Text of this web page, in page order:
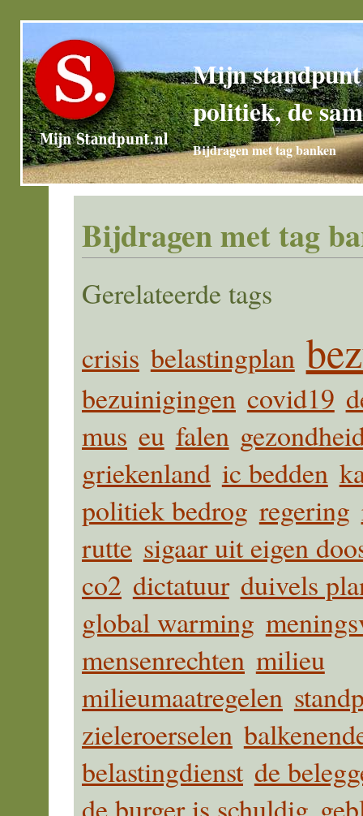
Mijn
politiek, de
Bijdragen met tag banken
Bijdragen met tag
Gerelateerde tags
crisis belastingplan
bezuinigingen covid19
mus eu falen
griekenland ic bedden
politiek bedrog regering
rutte sigaar uit eigen
co2 dictatuur duivels
global warming
mensenrechten milieu
milieumaatregelen
zieleroerselen
belastingdienst de